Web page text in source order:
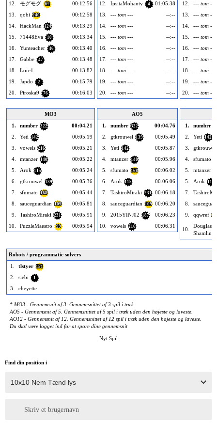
12.
モグモグ 62
00:12.56
13.
qobi 240
00:12.58
14.
HackMan 124
00:13.29
15.
71448Eva 10
00:13.34
16.
Yunteacher 46
00:13.40
17.
Gabbe 47
00:13.48
18.
Lore1
00:13.82
19.
Japdo 2
00:15.79
20.
Piroska9 76 00:16.03
12.
IpsitaMohanty 4
01:05.38
13.
--- tom ---
--:--
14.
--- tom ---
--:--
15.
--- tom ---
--:--
16.
--- tom ---
--:--
17.
--- tom ---
--:--
18.
--- tom ---
--:--
19.
--- tom ---
--:--
20.
--- tom --- --:--
12.
--- tom ---
13.
--- tom ---
14.
--- tom ---
15.
--- tom ---
16.
--- tom ---
17.
--- tom ---
18.
--- tom ---
19.
--- tom ---
20.
--- tom ---
MO3
1.
numbrr 322
00:04.21
2.
Yeti 142
00:05.19
3.
vowels 216
00:05.21
4.
mtanzer 140
00:05.22
5.
Arok 115
00:05.24
6.
gtkrouwel 139
00:05.36
7.
sfumato 168
00:05.44
8.
sauceguardian 109
00:05.81
9.
TashiroMiraki 231
00:05.91
10.
PuzzleMaestro 99 00:05.94
AO5
1.
numbrr 322
00:04.76
2.
gtkrouwel 139
00:05.49
3.
Yeti 142
00:05.87
4.
mtanzer 140
00:05.96
5.
sfumato 168
00:06.02
6.
Arok 115
00:06.06
7.
TashiroMiraki 231
00:06.18
8.
sauceguardian 109 00:06.20
9.
2015YINJ02 187
00:06.23
10.
vowels 216 00:06.31
1.
numbrr
2. Yeti 142
3.
gtkrouwel
4.
sfumato
5. mtanzer
5. Arok 115
7.
8.
9.
qqwref
10.
Douglas
Shamlin
Robots / programmatic solvers
1.
tlstyer 151
2. siebi 1
3. cheyette
* MO3 - Gennemsnit af 3. Gennemsnittet af 3 spil i træk
AO5 - Gennemsnit af 5. Gennemsnittet af 5 spil i træk uden den højeste og laveste.
AO12 - Gennemsnit af 12. Gennemsnittet af 12 spil i træk uden den højeste og laveste.
Du skal være logget ind for at spore dine gennemsnit
Nyt Spil
Find din position i
Skriv et brugernavn